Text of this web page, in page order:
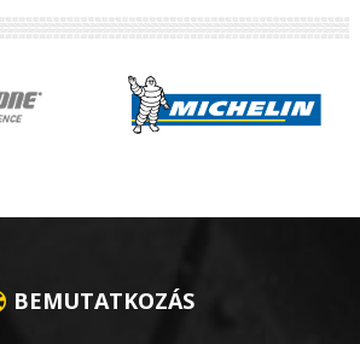
BEMUTATKOZÁS